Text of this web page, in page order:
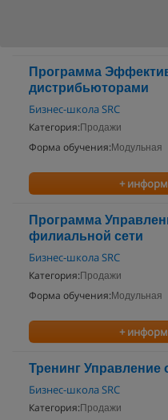
Программа
дистрибьюторами
Бизнес-школа SRC
Категория: Продажи
Форма обучения: Модульная
+
Программа
филиальной сети
Бизнес-школа SRC
Категория: Продажи
Форма обучения: Модульная
+
Тренинг Управление
Бизнес-школа SRC
Категория: Продажи